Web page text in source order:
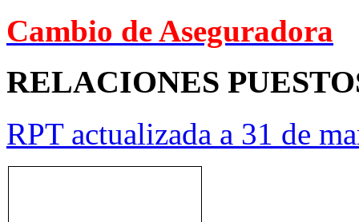
Cambio de Aseguradora
RELACIONES
RPT actualizada a 31 de